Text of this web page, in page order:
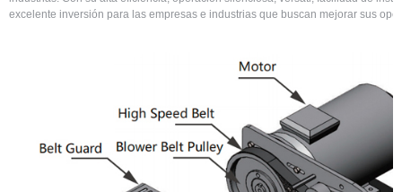
excelente inversión para las empresas e industrias que buscan mejorar sus